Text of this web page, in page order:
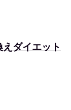
ダイエット